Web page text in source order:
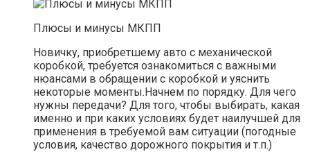
Плюсы и минусы МКПП
Новичку, приобретшему авто с механической
коробкой, требуется ознакомиться с важными
нюансами в обращении с коробкой и уяснить
некоторые моменты.Начнем по порядку. Для чего
нужны передачи? Для того, чтобы выбирать, какая
именно и при каких условиях будет наилучшей для
применения в требуемой вам ситуации (погодные
условия, качество дорожного покрытия и т.п.)